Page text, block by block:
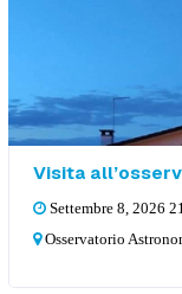
Visita
Settembre 8, 2026
Osservatorio Astronomico